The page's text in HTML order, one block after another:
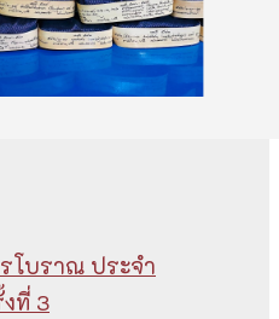
โบราณ ประจำ
ที่ 3